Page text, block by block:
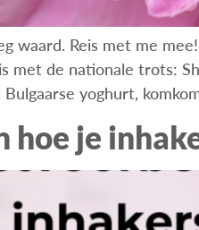
waard. Reis met me
met de nationale trots:
yoghurt,
je